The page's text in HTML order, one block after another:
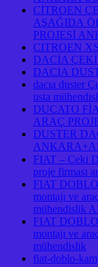
CİTROEN
AŞAĞIDA
PROJESİ
CITROEN
DACİA
DACIA
dacıa duster
usta
DUCATO
ARAÇ
DUSTER
FIAT – Çeki
proje firması
FIAT
montajı ve
mühendislik
FIAT
montajı ve
mühendislik
fiat-doblo-